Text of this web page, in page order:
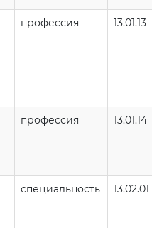
профессия 13.01.13
профессия 13.01.14
специальность 13.02.01